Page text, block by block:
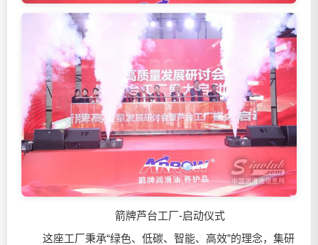
箭牌芦台工厂-启动仪式
这座工厂秉承“绿色、低碳、智能、高效”的理念，集研